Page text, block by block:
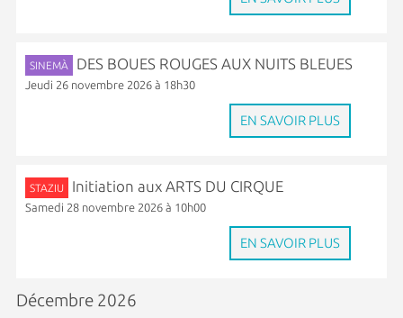
SINEMÀ DES BOUES ROUGES AUX NUITS BLEUES
Jeudi 26 novembre 2026 à 18h30
EN SAVOIR PLUS
STAZIU Initiation aux ARTS DU CIRQUE
Samedi 28 novembre 2026 à 10h00
EN SAVOIR PLUS
Décembre 2026